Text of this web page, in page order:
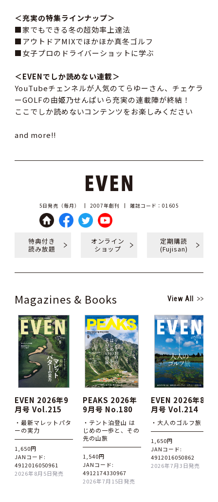
＜充実の特集ラインナップ＞
■家でもできる冬の超効率上達法
■アウトドアMIXでほかほか真冬ゴルフ
■女子プロのドライバーショットに学ぶ
＜EVENでしか読めない連載＞
YouTubeチェンネルが人気のてらゆーさん、チェケラ
ーGOLFの由姫乃せんぱいら充実の連載陣が終結！
ここでしか読めないコンテンツをお楽しみください
and more!!
5日発売（毎月） 2007年創刊 雑誌コード：01605
特典付き
読み放題
オンライン
ショップ
定期購読
(Fujisan)
Magazines & Books View All
EVEN 2026年9
月号 Vol.215
・最新マレットパタ
ーの実力
1,650円
JANコード:
4912016050961
2026年8月5日発売
PEAKS 2026年
9月号 No.180
・テント泊登山 は
じめの一歩と、その
先の山旅
1,540円
JANコード:
4912174330967
2026年7月15日発売
EVEN 2026年8
月号 Vol.214
・大人のゴルフ旅
1,650円
JANコード:
4912016050862
2026年7月3日発売